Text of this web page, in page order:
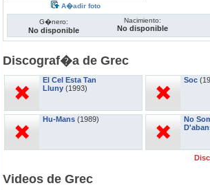
A�adir foto
G�nero:
No disponible
Nacimiento:
No disponible
Discograf�a de Grec
El Cel Esta Tan
Lluny (1993)
Hu-Mans (1989)
Soc
No
Videos de Grec